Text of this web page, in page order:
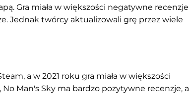
Gra miała w większości negatywne recenzje
Jednak twórcy aktualizowali grę przez wiele
a w 2021 roku gra miała w większości
Man's Sky ma bardzo pozytywne recenzje, a